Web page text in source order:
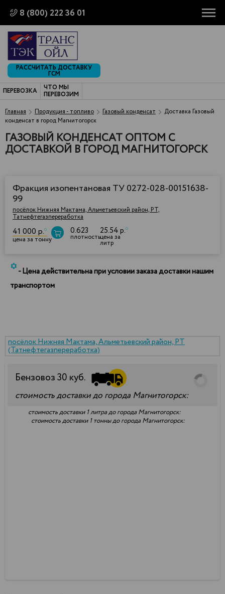
8 (800) 222 36 01
РАССЧИТАТЬ ДОСТАВКУ
ГСМ
ПЕРЕВОЗКА
ЧТО МЫ
ПЕРЕВОЗИМ
Главная
Продукция - топливо Газовый конденсат
Доставка Газовый
конденсат в город Магнитогорск
ГАЗОВЫЙ КОНДЕНСАТ ОПТОМ С
ДОСТАВКОЙ В ГОРОД МАГНИТОГОРСК
Фракция изопентановая ТУ 0272-028-00151638-
99
посёлок Нижняя Мактама, Альметьевский район, РТ,
Татнефтегазпереработка
41 000 р.*
цена за тонну
0.623
плотность
25.54 р.*
цена за
литр
*- Цена действительна при условии заказа доставки нашим
транспортом
посёлок Нижняя Мактама, Альметьевский район, РТ
(Татнефтегазпереработка)
Бензовоз30 куб.
стоимость доставки до города Магнитогорск:
стоимость доставки 1 литра до города Магнитогорск:
стоимость доставки 1 тонны до города Магнитогорск: